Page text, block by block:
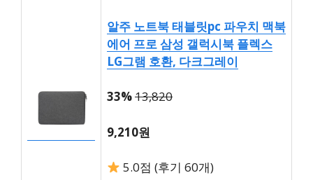
알주 노트북 태블릿pc 파우치 맥북
에어 프로 삼성 갤럭시북 플렉스
LG그램 호환, 다크그레이
33%13,820
9,210원
5.0점 (후기 60개)